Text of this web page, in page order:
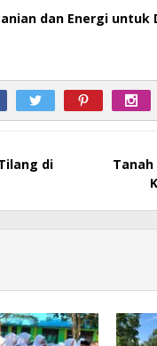
dan Energi untuk
di
Tanah